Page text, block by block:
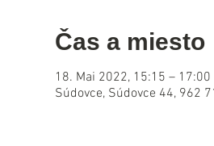
Čas a miesto
18. Mai 2022, 15:15 – 17:00
Súdovce, Súdovce 44, 962